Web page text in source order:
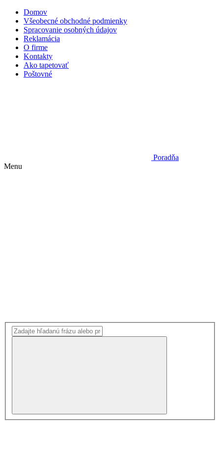
Domov
Všeobecné obchodné podmienky
Spracovanie osobných údajov
Reklamácia
O firme
Kontakty
Ako tapetovať
Poštovné
Poradňa
Menu